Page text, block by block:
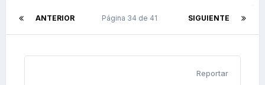
ANTERIOR SIGUIENTE
Página 34 de 41
Reportar